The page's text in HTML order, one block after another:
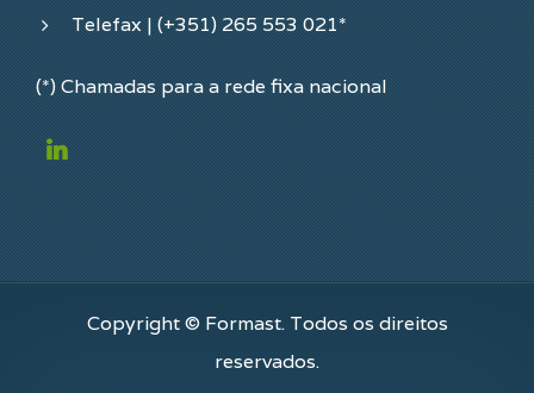
Telefax | (+351) 265 553 021*
(*) Chamadas para a rede fixa nacional
Copyright © Formast. Todos os direitos
reservados.